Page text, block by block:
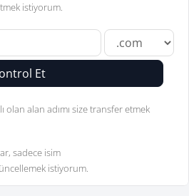
istiyorum.
Et
olan alan adımı size transfer etmek
sadece isim
istiyorum.